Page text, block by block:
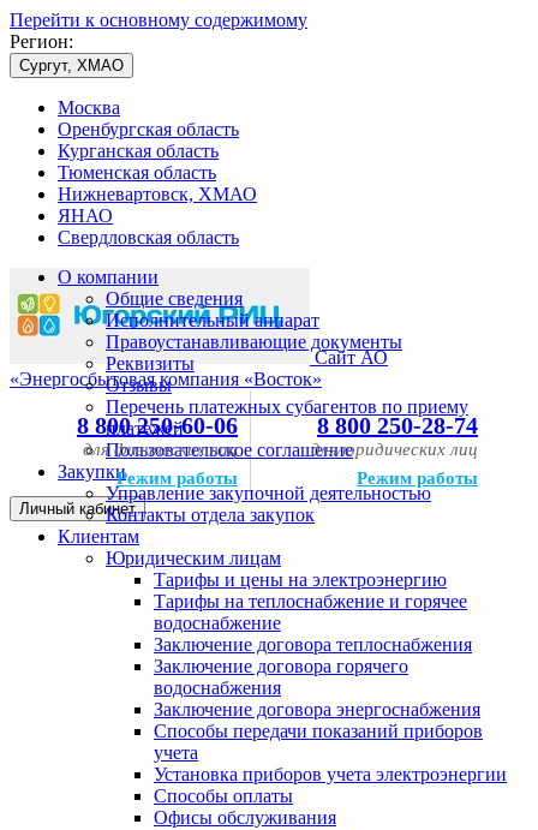
Перейти к основному содержимому
Регион:
Сургут, ХМАО
Москва
Оренбургская область
Курганская область
Тюменская область
Нижневартовск, ХМАО
ЯНАО
Свердловская область
Сайт АО
«Энергосбытовая компания «Восток»
8 800 250-60-06
для физических лиц
Режим работы
8 800 250-28-74
для юридических лиц
Режим работы
Личный кабинет
О компании
Общие сведения
Исполнительный аппарат
Правоустанавливающие документы
Реквизиты
Отзывы
Перечень платежных субагентов по приему
платежей
Пользовательское соглашение
Закупки
Управление закупочной деятельностью
Контакты отдела закупок
Клиентам
Юридическим лицам
Тарифы и цены на электроэнергию
Тарифы на теплоснабжение и горячее
водоснабжение
Заключение договора теплоснабжения
Заключение договора горячего
водоснабжения
Заключение договора энергоснабжения
Способы передачи показаний приборов
учета
Установка приборов учета электроэнергии
Способы оплаты
Офисы обслуживания